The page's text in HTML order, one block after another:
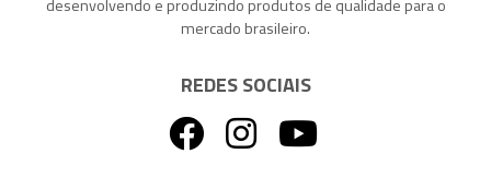
desenvolvendo e produzindo produtos de qualidade para o
mercado brasileiro.
REDES SOCIAIS